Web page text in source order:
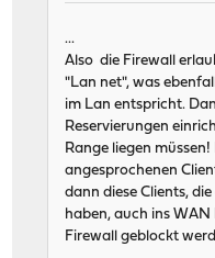
...
Also die Firewall
"Lan net", was
im Lan entspricht.
Reservierungen
Range liegen
angesprochenen
dann diese Clients,
haben, auch ins
Firewall geblockt